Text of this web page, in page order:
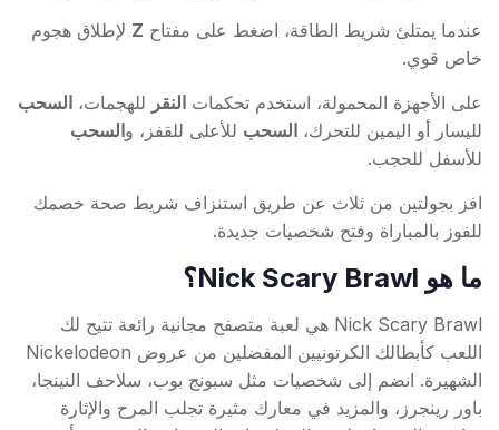
عندما يمتلئ شريط الطاقة، اضغط على مفتاح Z لإطلاق هجوم
خاص قوي.
على الأجهزة المحمولة، استخدم تحكمات النقر للهجمات، السحب
لليسار أو اليمين للتحرك، السحب للأعلى للقفز، والسحب
للأسفل للحجب.
افز بجولتين من ثلاث عن طريق استنزاف شريط صحة خصمك
للفوز بالمباراة وفتح شخصيات جديدة.
ما هو Nick Scary Brawl؟
Nick Scary Brawl هي لعبة متصفح مجانية رائعة تتيح لك
اللعب كأبطالك الكرتونيين المفضلين من عروض Nickelodeon
الشهيرة. انضم إلى شخصيات مثل سبونج بوب، سلاحف النينجا،
باور رينجرز، والمزيد في معارك مثيرة تجلب المرح والإثارة